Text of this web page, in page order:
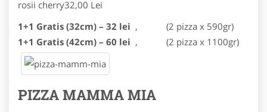
rosii cherry32,00 Lei
1+1 Gratis (32cm) – 32 lei ,
(2 pizza x 590gr)
1+1 Gratis (42cm) – 60 lei , (2 pizza x 1100gr)
PIZZA MAMMA MIA